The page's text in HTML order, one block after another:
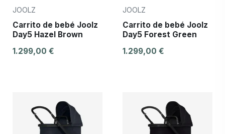
JOOLZ
Carrito de bebé Joolz
Day5 Hazel Brown
1.299,00 €
JOOLZ
Carrito de bebé Joolz
Day5 Forest Green
1.299,00 €